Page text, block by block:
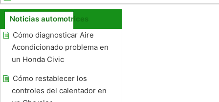
recuperación del refrigerante en un Chevy
Camaro
Noticias automotrices
Cómo diagnosticar Aire
Acondicionado problema en
un Honda Civic
Cómo restablecer los
controles del calentador en